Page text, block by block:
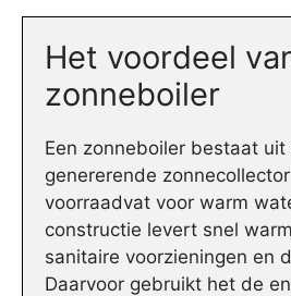
Het voordeel
zonneboiler
Een zonneboiler bestaat
genererende
voorraadvat voor warm
constructie levert snel
sanitaire voorzieningen en
Daarvoor gebruikt het de